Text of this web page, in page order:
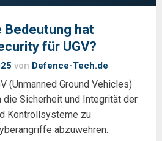
Bedeutung hat
für UGV?
von Defence-Tech.de
(Unmanned Ground Vehicles)
die Sicherheit und Integrität der
Kontrollsysteme zu
abzuwehren.